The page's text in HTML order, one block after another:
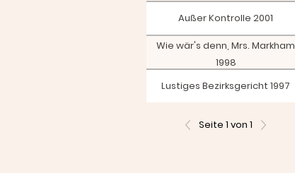
Außer Kontrolle 2001
Wie wär's denn, Mrs. Markham
1998
Lustiges Bezirksgericht 1997
Seite 1 von 1